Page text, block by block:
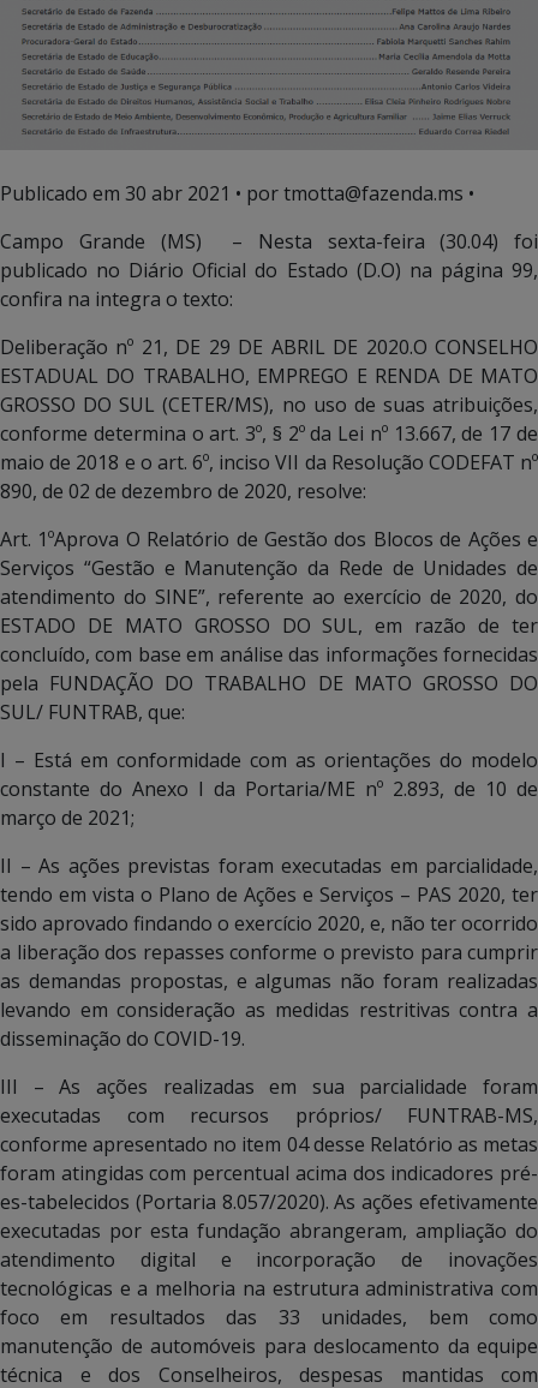
Publicado em 30 abr 2021 • por tmotta@fazenda.ms •
Campo Grande (MS) – Nesta sexta-feira (30.04) foi
publicado no Diário Oficial do Estado (D.O) na página 99,
confira na integra o texto:
Deliberação nº 21, DE 29 DE ABRIL DE 2020.O CONSELHO
ESTADUAL DO TRABALHO, EMPREGO E RENDA DE MATO
GROSSO DO SUL (CETER/MS), no uso de suas atribuições,
conforme determina o art. 3º, § 2º da Lei nº 13.667, de 17 de
maio de 2018 e o art. 6º, inciso VII da Resolução CODEFAT nº
890, de 02 de dezembro de 2020, resolve:
Art. 1ºAprova O Relatório de Gestão dos Blocos de Ações e
Serviços “Gestão e Manutenção da Rede de Unidades de
atendimento do SINE”, referente ao exercício de 2020, do
ESTADO DE MATO GROSSO DO SUL, em razão de ter
concluído, com base em análise das informações fornecidas
pela FUNDAÇÃO DO TRABALHO DE MATO GROSSO DO
SUL/ FUNTRAB, que:
I – Está em conformidade com as orientações do modelo
constante do Anexo I da Portaria/ME nº 2.893, de 10 de
março de 2021;
II – As ações previstas foram executadas em parcialidade,
tendo em vista o Plano de Ações e Serviços – PAS 2020, ter
sido aprovado findando o exercício 2020, e, não ter ocorrido
a liberação dos repasses conforme o previsto para cumprir
as demandas propostas, e algumas não foram realizadas
levando em consideração as medidas restritivas contra a
disseminação do COVID-19.
III – As ações realizadas em sua parcialidade foram
executadas com recursos próprios/ FUNTRAB-MS,
conforme apresentado no item 04 desse Relatório as metas
foram atingidas com percentual acima dos indicadores pré-
es-tabelecidos (Portaria 8.057/2020). As ações efetivamente
executadas por esta fundação abrangeram, ampliação do
atendimento digital e incorporação de inovações
tecnológicas e a melhoria na estrutura administrativa com
foco em resultados das 33 unidades, bem como
manutenção de automóveis para deslocamento da equipe
técnica e dos Conselheiros, despesas mantidas com